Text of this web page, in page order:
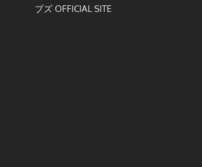
ブズ OFFICIAL SITE